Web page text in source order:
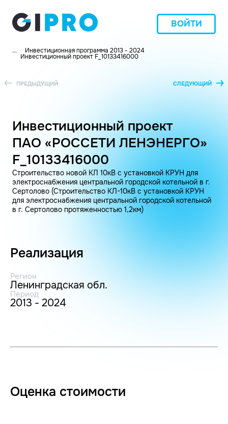
ВОЙТИ
... Инвестиционная программа 2013 - 2024
Инвестиционный проект F_10133416000
ПРЕДЫДУЩИЙ СЛЕДУЮЩИЙ
Инвестиционный проект
ПАО «РОССЕТИ ЛЕНЭНЕРГО»
F_10133416000
Строительство новой КЛ 10кВ с установкой КРУН для
электроснабжения центральной городской котельной в г.
Сертолово (Строительство КЛ-10кВ с установкой КРУН
для электроснабжения центральной городской котельной
в г. Сертолово протяженностью 1,2км)
Реализация
Регион
Ленинградская обл.
Период
2013 - 2024
Оценка стоимости